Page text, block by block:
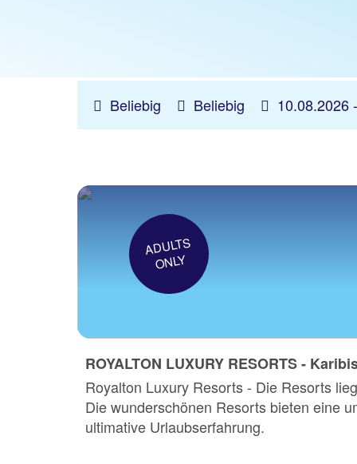
Beliebig Beliebig 10.08.2026 -
ADULTS
ONLY
ROYALTON LUXURY RESORTS -
Royalton Luxury Resorts - Die Resorts
Die wunderschönen Resorts bieten eine
ultimative Urlaubserfahrung.